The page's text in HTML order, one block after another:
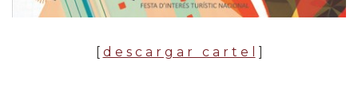
[ d e s c a r g a r c a r t e l ]